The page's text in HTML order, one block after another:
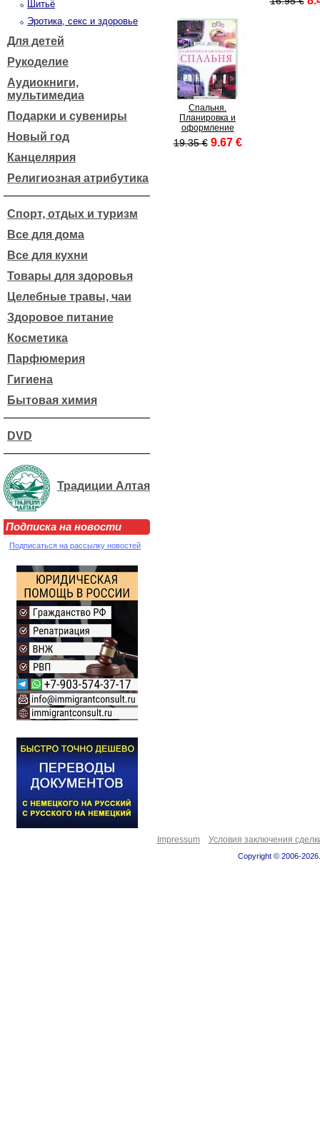
Шитьё
Эротика, секс и здоровье
Для детей
Рукоделие
Аудиокниги,
мультимедиа
Подарки и сувениры
Новый год
Канцелярия
Религиозная атрибутика
Спорт, отдых и туризм
Все для дома
Все для кухни
Товары для здоровья
Целебные травы, чаи
Здоровое питание
Косметика
Парфюмерия
Гигиена
Бытовая химия
DVD
Традиции Алтая
Подписка на новости
Подписаться на рассылку новостей
Спальня.
Планировка и
оформление
19.35 € 9.67 €
Impressum Условия заключения
Copyright © 2006-